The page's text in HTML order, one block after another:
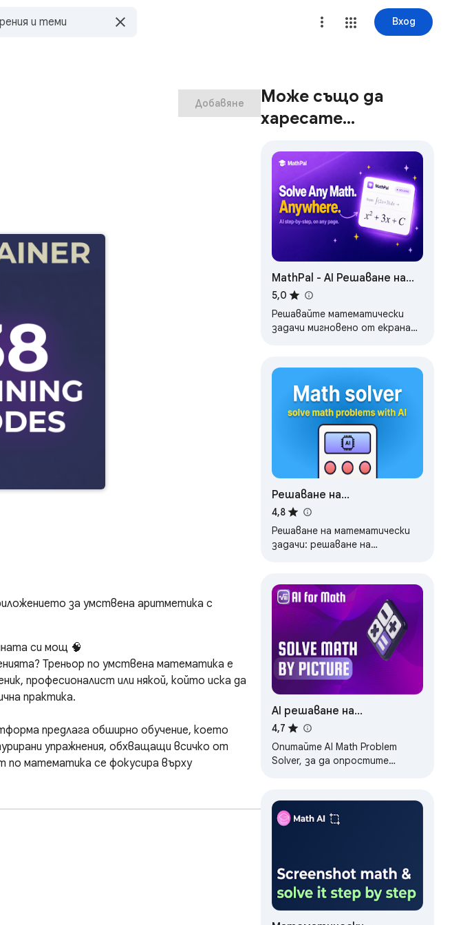
Вход
Добавяне
за умствена аритметика с
си мощ 🧠
Треньор по умствена математика е
професионалист или някой, който иска да
практика.
предлага обширно обучение, което
упражнения, обхващащи всичко от
по математика се фокусира върху
и развие вашите способности:
Може също да
харесате…
MathPal - AI Решаване на
Математика
5,0
Решавайте математически
задачи мигновено от екрана
геометрия и още.
Решаване на
математически задачи
4,8
Решаване на математически
задачи: решаване на
математика.
AI решаване на
математически проблеми
| AI for Math
4,7
Опитайте AI Math Problem
Solver, за да опростите
решавайте задачи!